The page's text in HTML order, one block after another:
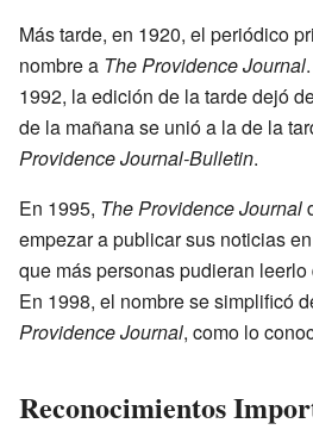
Más tarde, en 1920, el periódico
nombre a The Providence Journal
1992, la edición de la tarde dejó
de la mañana se unió a la de la
Providence Journal-Bulletin.
En 1995, The Providence Journal
empezar a publicar sus noticias
que más personas pudieran
En 1998, el nombre se simplificó
Providence Journal, como lo
Reconocimientos